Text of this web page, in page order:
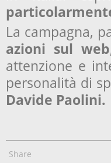
La campagna,
azioni sul web
attenzione e
personalità di
Davide Paolini.
Share